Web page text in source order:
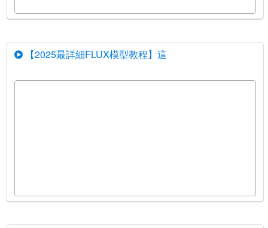
【2025最詳細FLUX模型教程】這